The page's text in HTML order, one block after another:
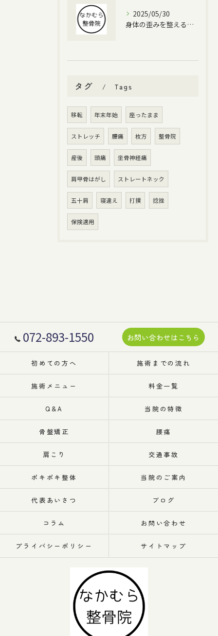
2025/05/30
身体の歪みを整えるポキポキ整体の魅力
タグ Tags
移転 年末年始 座ったまま
ストレッチ 腰痛 枚方 整骨院
産後 頭痛 坐骨神経痛
肩甲骨はがし ストレートネック
五十肩 寝違え 打撲 捻挫
保険適用
072-893-1550 お問い合わせはこちら
初めての方へ 施術までの流れ
施術メニュー 料金一覧
Q&A 当院の特徴
骨盤矯正 腰痛
肩こり 交通事故
ポキポキ整体 当院のご案内
代表あいさつ ブログ
コラム お問い合わせ
プライバシーポリシー サイトマップ